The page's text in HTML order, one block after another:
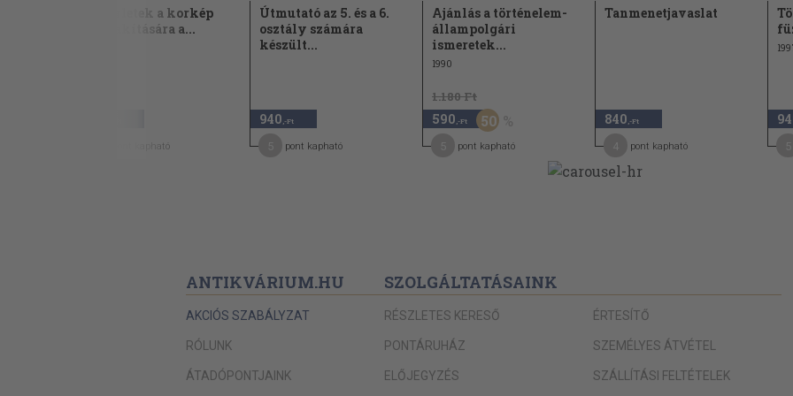
Kísérletek a korkép
kialakítására a...
pont kapható
Útmutató az 5. és a 6.
osztály számára
készült...
940 ,-Ft
pont kapható
Ajánlás a történelem-
állampolgári
ismeretek...
1990
1.180 Ft
590 ,-Ft 50
pont kapható
Tanmenetjavaslat
840 ,-Ft
pont kapható
ANTIKVÁRIUM.HU
AKCIÓS SZABÁLYZAT
RÓLUNK
ÁTADÓPONTJAINK
SZOLGÁLTATÁSAINK
RÉSZLETES KERESŐ
PONTÁRUHÁZ
ELŐJEGYZÉS
ÉRTESÍTŐ
SZEMÉLYES ÁTVÉTEL
SZÁLLÍTÁSI FELTÉTELEK